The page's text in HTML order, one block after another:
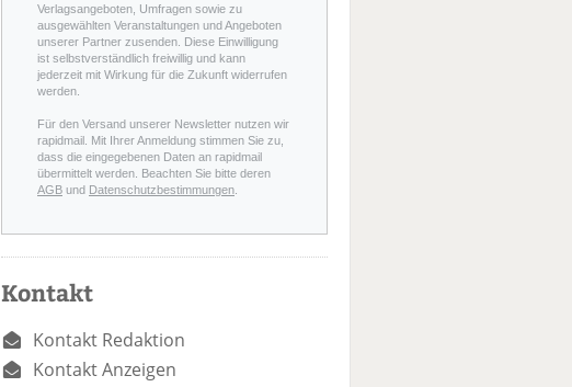
Verlagsangeboten, Umfragen sowie zu
ausgewählten Veranstaltungen und Angeboten
unserer Partner zusenden. Diese Einwilligung
ist selbstverständlich freiwillig und kann
jederzeit mit Wirkung für die Zukunft widerrufen
werden.
Für den Versand unserer Newsletter nutzen wir
rapidmail. Mit Ihrer Anmeldung stimmen Sie zu,
dass die eingegebenen Daten an rapidmail
übermittelt werden. Beachten Sie bitte deren
AGB und Datenschutzbestimmungen
Kontakt
Kontakt Redaktion
Kontakt Anzeigen